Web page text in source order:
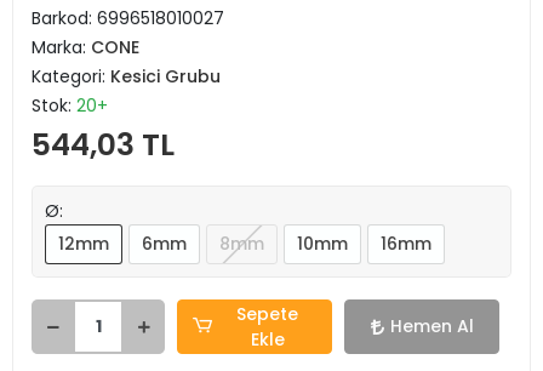
Barkod: 6996518010027
Marka: CONE
Kategori: Kesici Grubu
Stok: 20+
544,03 TL
Ø:
12mm
6mm 8mm 10mm 16mm
Sepete
Ekle
Hemen Al